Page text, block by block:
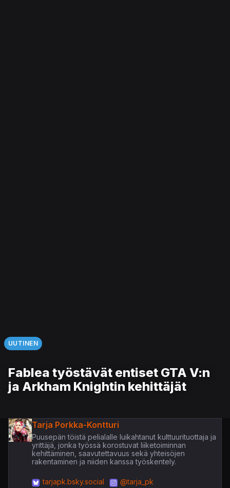
UUTINEN
Fablea työstävät entiset GTA V:n
ja Arkham Knightin kehittäjät
Tarja Porkka-Kontturi
Puusepän töistä pelialalle luikahtanut kulttuurituottaja ja
yrittäjä, jonka työssä korostuvat liiketoiminnan
kehittäminen, saavutettavuus sekä yhteisöjen
rakentaminen ja niiden kanssa työskentely.
tarjapk.bsky.social
@tarja_pk